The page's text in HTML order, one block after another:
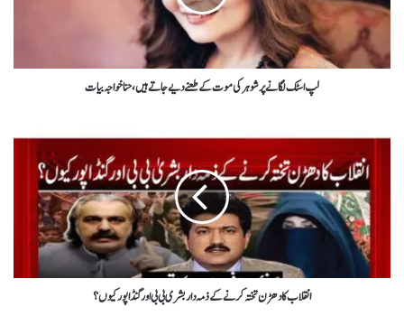
لپ اسٹک لگانے پر شوہر کی موت کے طعنے دیے جاتے ہیں، حنا خواجہ بیات
انقلاب کا دھڑن تختہ کرنے کے ذمہ دار بشری بی بی اور گنڈاپور کیوں؟